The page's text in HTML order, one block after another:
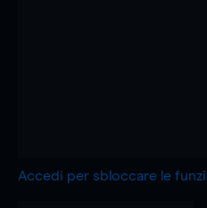
Accedi per sbloccare le